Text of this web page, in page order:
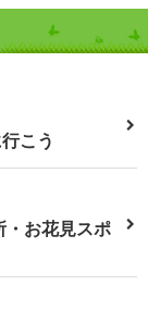
こう
・お花見スポ